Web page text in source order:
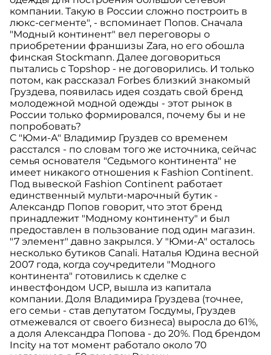
компании. Такую в России сложно построить в
люкс-сегменте", - вспоминает Попов. Сначала
"Модный континент" вел переговоры о
приобретении франшизы Zara, но его обошла
финская Stockmann. Далее договориться
пытались с Topshop - не договорились. И только
потом, как рассказал Forbes близкий знакомый
Груздева, появилась идея создать свой бренд
молодежной модной одежды - этот рынок в
России только формировался, почему бы и не
попробовать?
С "Юми-А" Владимир Груздев со временем
расстался - по словам того же источника, сейчас
семья основателя "Седьмого континента" не
имеет никакого отношения к Fashion Continent.
Под вывеской Fashion Continent работает
единственный мульти-марочный бутик -
Александр Попов говорит, что этот бренд
принадлежит "Модному континенту" и был
предоставлен в пользование под один магазин.
"7 элемент" давно закрылся. У "Юми-А" осталось
несколько бутиков Canali. Наталья Юдина весной
2007 года, когда соучредители "Модного
континента" готовились к сделке с
инвестфондом UCP, вышла из капитала
компании. Доля Владимира Груздева (точнее,
его семьи - став депутатом Госдумы, Груздев
отмежевался от своего бизнеса) выросла до 61%,
а доля Александра Попова - до 20%. Под брендом
Incity на тот момент работало около 70